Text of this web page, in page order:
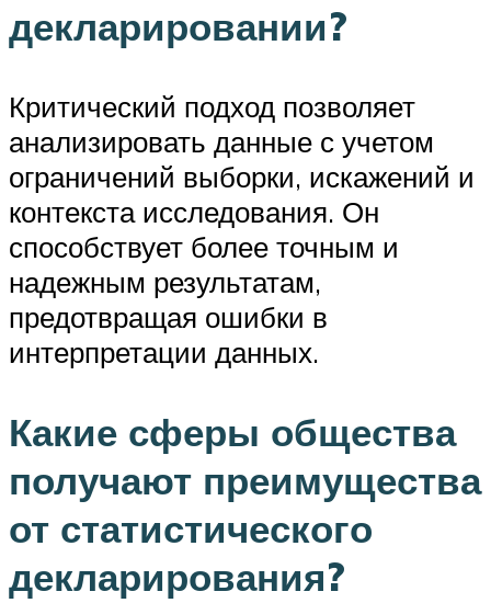
декларировании?
Критический подход позволяет
анализировать данные с учетом
ограничений выборки, искажений и
контекста исследования. Он
способствует более точным и
надежным результатам,
предотвращая ошибки в
интерпретации данных.
Какие сферы общества
получают преимущества
от статистического
декларирования?